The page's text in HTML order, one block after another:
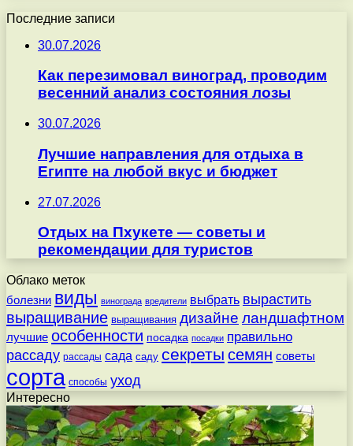
Последние записи
30.07.2026
Как перезимовал виноград, проводим
весенний анализ состояния лозы
30.07.2026
Лучшие направления для отдыха в
Египте на любой вкус и бюджет
27.07.2026
Отдых на Пхукете — советы и
рекомендации для туристов
Облако меток
болезни виды винограда вредители выбрать вырастить
выращивание выращивания дизайне ландшафтном
лучшие особенности посадка посадки правильно
рассаду рассады сада саду секреты семян советы
сорта способы уход
Интересно